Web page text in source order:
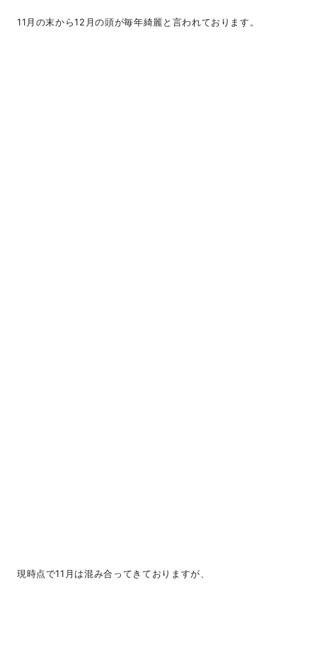
11月の末から12月の頭が毎年綺麗と言われております。
現時点で11月は混み合ってきておりますが、